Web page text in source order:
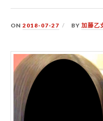
ON2018-07-27 BY加藤乙